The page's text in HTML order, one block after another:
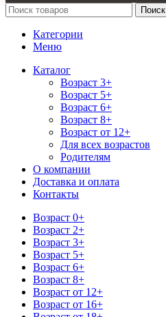
Поиск
Категории
Меню
Каталог
Возраст 3+
Возраст 5+
Возраст 6+
Возраст 8+
Возраст от 12+
Для всех возрастов
Родителям
О компании
Доставка и оплата
Контакты
Возраст 0+
Возраст 2+
Возраст 3+
Возраст 5+
Возраст 6+
Возраст 8+
Возраст от 12+
Возраст от 16+